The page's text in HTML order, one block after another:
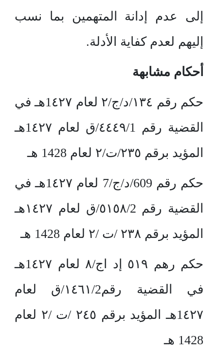
إلى عدم إدانة المتهمين بما نسب
إليهم لعدم كفاية الأدلة.
أحكام مشابهة
حكم رقم ١٣٤/د/ج/٢ لعام 1٤٢٧هـ في
القضية رقم ٤٤٤٩/1/ق لعام 1٤٢٧هـ
المؤيد برقم ٢٣٥/ت/٢ لعام 1428 هـ
حكم رقم 609/د/ج/7 لعام 1٤٢٧هـ في
القضية رقم ٥١٥٨/2/ق لعام ١٤٢٧هـ
المؤيد برقم ٢٣٨ /ت /٢ لعام 1428 هـ
حكم رهم ٥١٩ إد اج/٨ لعام 1٤٢٧هـ
في القضية رقم١٤٦١/2/ق لعام
1٤٢٧هـ المؤيد برقم ٢٤٥ /ت /٢ لعام
1428 هـ